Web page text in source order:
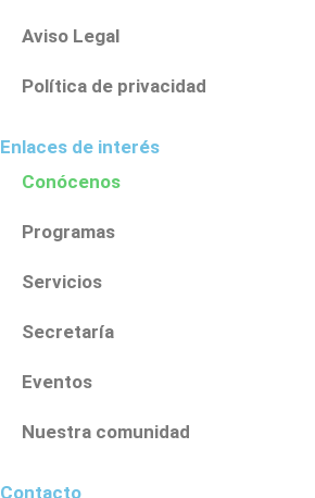
Aviso Legal
Política de privacidad
Enlaces de interés
Conócenos
Programas
Servicios
Secretaría
Eventos
Nuestra comunidad
Contacto